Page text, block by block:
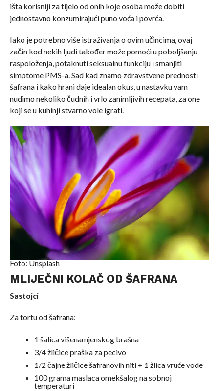
išta korisniji za tijelo od onih koje osoba može dobiti
jednostavno konzumirajući puno voća i povrća.
Iako je potrebno više istraživanja o ovim učincima, ovaj
začin kod nekih ljudi također može pomoći u poboljšanju
raspoloženja, potaknuti seksualnu funkciju i smanjiti
simptome PMS-a. Sad kad znamo zdravstvene prednosti
šafrana i kako hrani daje idealan okus, u nastavku vam
nudimo nekoliko čudnih i vrlo zanimljivih recepata, za one
koji se u kuhinji stvarno vole igrati.
Foto: Unsplash
MLIJEČNI KOLAČ OD ŠAFRANA
Sastojci
Za tortu od šafrana:
1 šalica višenamjenskog brašna
3/4 žličice praška za pecivo
1/2 čajne žličice šafranovih niti + 1 žlica vruće vode
100 grama maslaca omekšalog na sobnoj
temperaturi